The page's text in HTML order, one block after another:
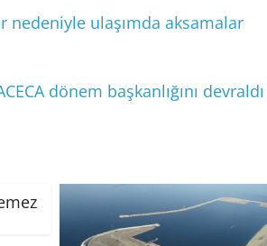
nedeniyle ulaşımda aksamalar
dönem başkanlığını devraldı